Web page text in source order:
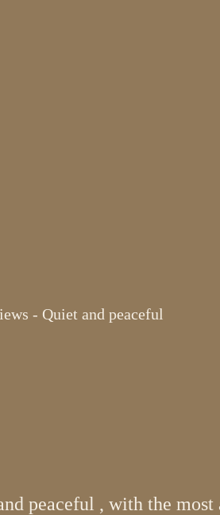
- Quiet and peaceful
peaceful , with the